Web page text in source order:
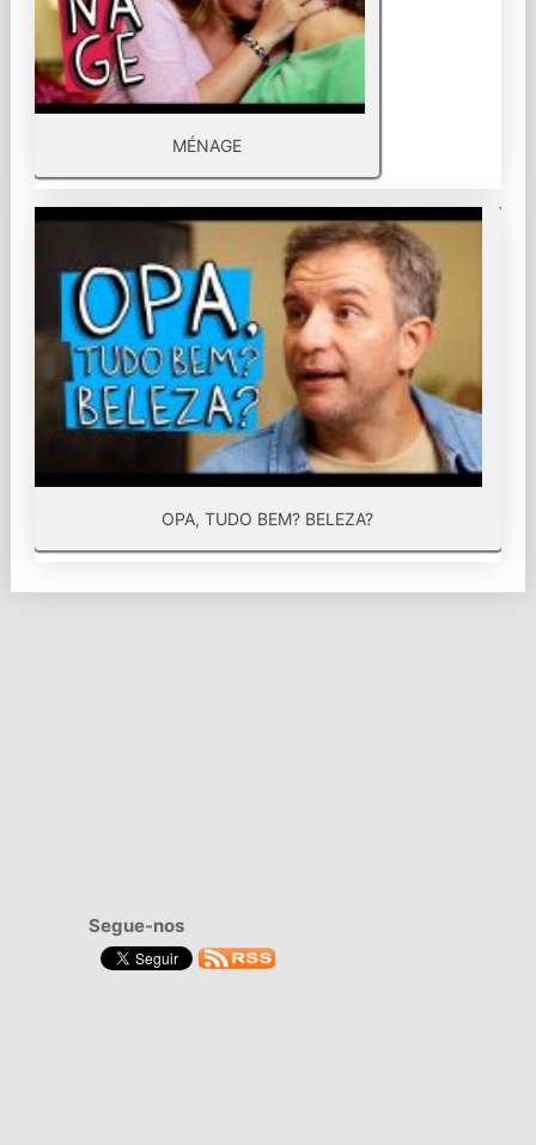
MÉNAGE
OPA, TUDO BEM? BELEZA?
Segue-nos